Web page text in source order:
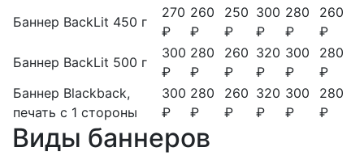
Баннер BackLit 450 г
270
₽
260
₽
250
₽
300
₽
280
₽
260
₽
Баннер BackLit 500 г
300
₽
280
₽
260
₽
320
₽
300
₽
280
₽
Баннер Blackback,
печать с 1 стороны
300
₽
280
₽
260
₽
320
₽
300
₽
280
₽
Виды баннеров